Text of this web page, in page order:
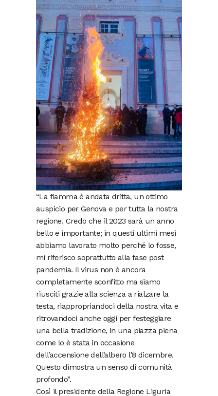
“La fiamma è andata dritta, un ottimo
auspicio per Genova e per tutta la nostra
regione. Credo che il 2023 sarà un anno
bello e importante; in questi ultimi mesi
abbiamo lavorato molto perché lo fosse,
mi riferisco soprattutto alla fase post
pandemia. Il virus non è ancora
completamente sconfitto ma siamo
riusciti grazie alla scienza a rialzare la
testa, riappropriandoci della nostra vita e
ritrovandoci anche oggi per festeggiare
una bella tradizione, in una piazza piena
come lo è stata in occasione
dell’accensione dell’albero l’8 dicembre.
Questo dimostra un senso di comunità
profondo”.
Così il presidente della Regione Liguria